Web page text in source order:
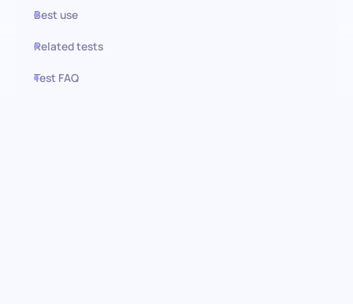
Best use
Related tests
Test FAQ